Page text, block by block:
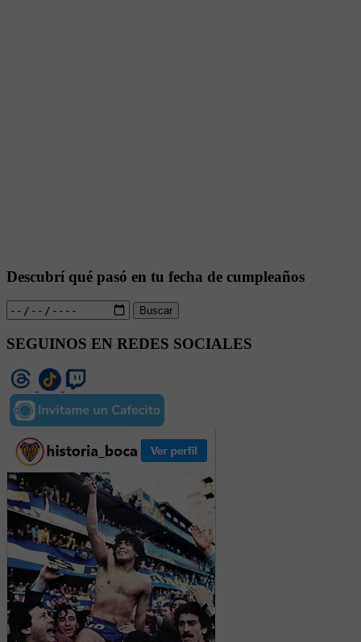
Descubrí qué pasó en tu fecha de cumpleaños
Buscar
SEGUINOS EN REDES SOCIALES